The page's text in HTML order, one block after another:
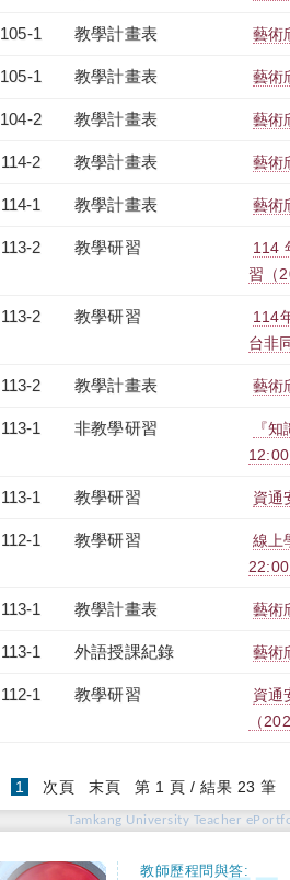
105-1 教學計畫表 藝術
105-1 教學計畫表 藝術
104-2 教學計畫表 藝術
114-2 教學計畫表 藝術
114-1 教學計畫表 藝術
113-2 教學研習
114
習（
113-2 教學研習
114
台非
113-2 教學計畫表 藝術
113-1 非教學研習
『
113-1 教學研習 資通
112-1 教學研習
線上
113-1 教學計畫表 藝術
113-1 外語授課紀錄 藝術
112-1 教學研習
資通
（
1 (current)
次頁 末頁 第 1 頁 / 結果 23 筆
Tamkang University Teacher
教師歷程問與答: